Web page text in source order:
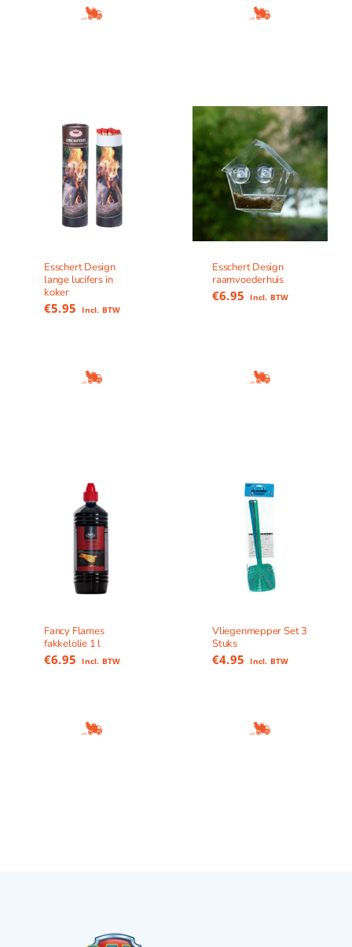
Esschert Design
lange lucifers in
koker
€5.95 Incl. BTW
Esschert Design
raamvoederhuis
€6.95 Incl. BTW
Fancy Flames
fakkelolie 1 l
€6.95 Incl. BTW
Vliegenmepper Set 3
Stuks
€4.95 Incl. BTW